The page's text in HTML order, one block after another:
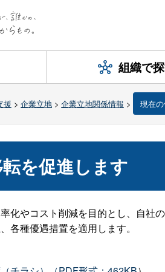
組織で
援 > 企業立地 > 企業立地関係情報 > 現在
を促進します
化やコスト削減を目的とし、自社
各種優遇措置を適用します。